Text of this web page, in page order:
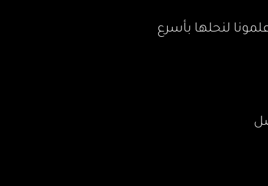
لنحلها بأسرع